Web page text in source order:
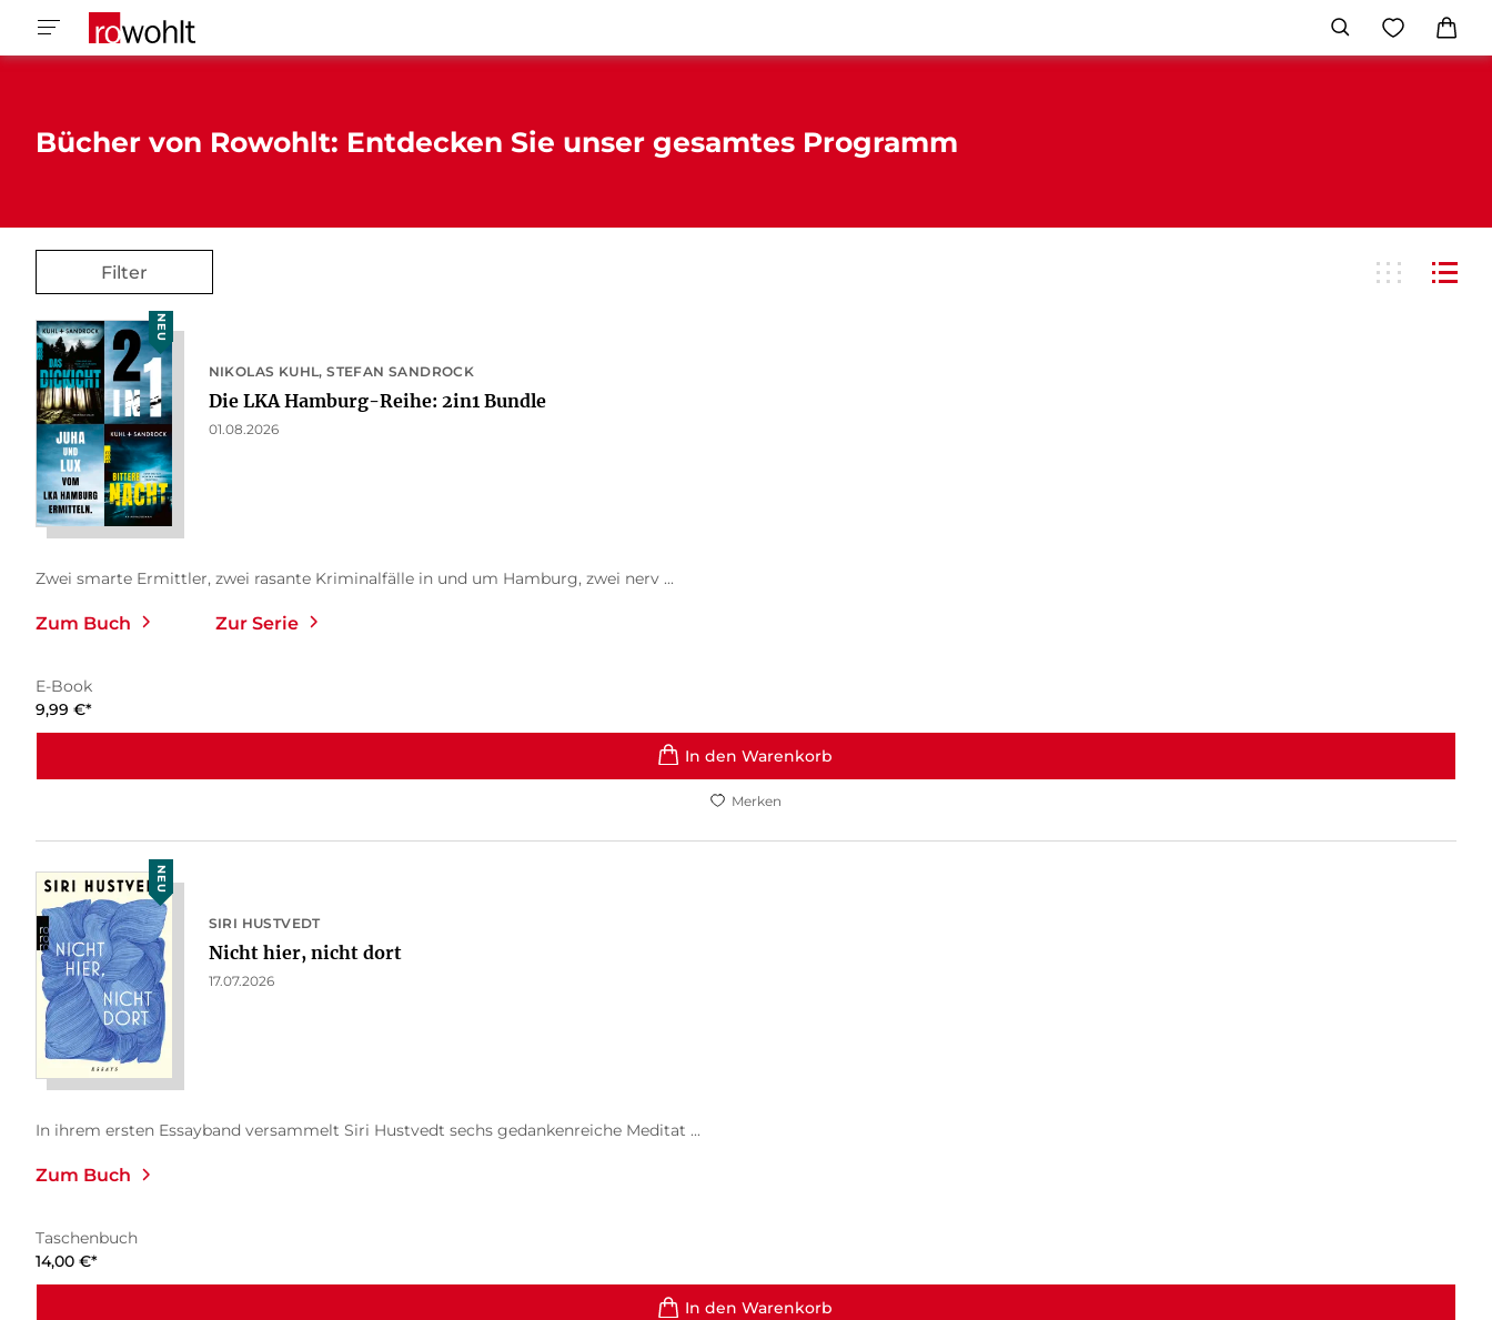
Bücher von Rowohlt: Entdecken Sie unser gesamtes Programm
Filter
NEU
NIKOLAS KUHL STEFAN SANDROCK
Die LKA Hamburg-Reihe: 2in1 Bundle
01.08.2026
Zwei smarte Ermittler, zwei rasante Kriminalfälle in und um Hamburg, zwei nerv ...
Zum Buch Zur Serie
E-Book
9,99 €*
In den Warenkorb
Merken
NEU
SIRI HUSTVEDT
Nicht hier, nicht dort
17.07.2026
In ihrem ersten Essayband versammelt Siri Hustvedt sechs gedankenreiche Meditat ...
Zum Buch
Taschenbuch
14,00 €*
In den Warenkorb